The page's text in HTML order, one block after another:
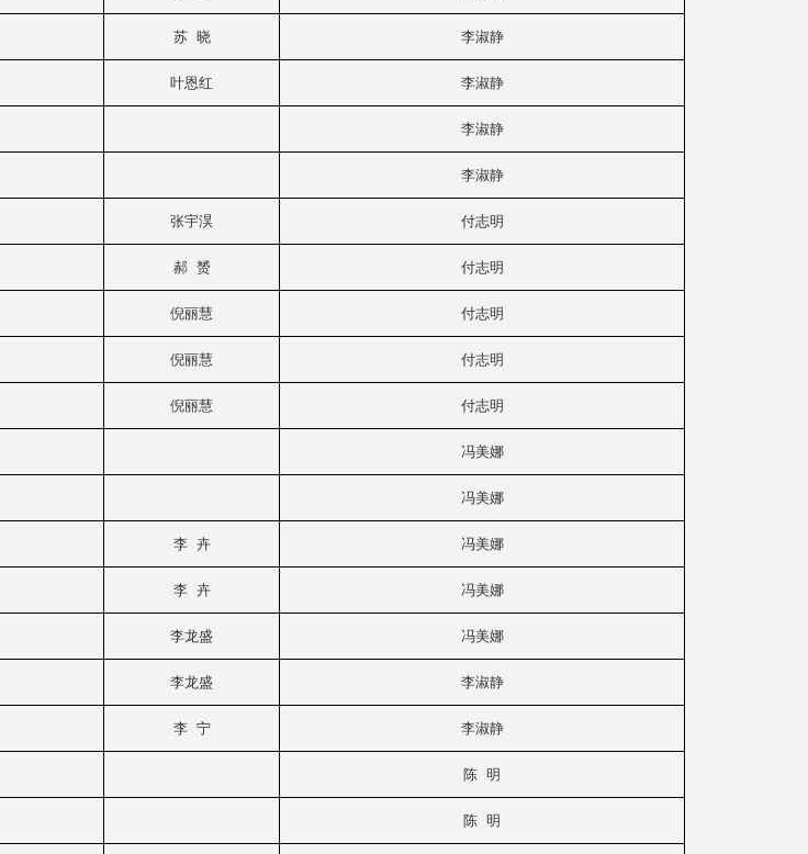
苏 晓 李淑静
叶恩红 李淑静
李淑静
李淑静
张宇淏 付志明
郝 赟 付志明
倪丽慧 付志明
倪丽慧 付志明
倪丽慧 付志明
冯美娜
冯美娜
李 卉 冯美娜
李 卉 冯美娜
李龙盛 冯美娜
李龙盛 李淑静
李 宁 李淑静
陈 明
陈 明